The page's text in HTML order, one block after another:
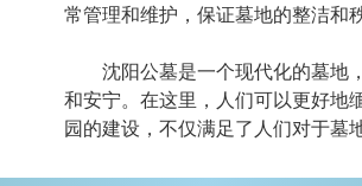
常管理和维护，保证墓地的整洁和
沈阳公墓是一个现代化的墓地
和安宁。在这里，人们可以更好地
园的建设，不仅满足了人们对于墓